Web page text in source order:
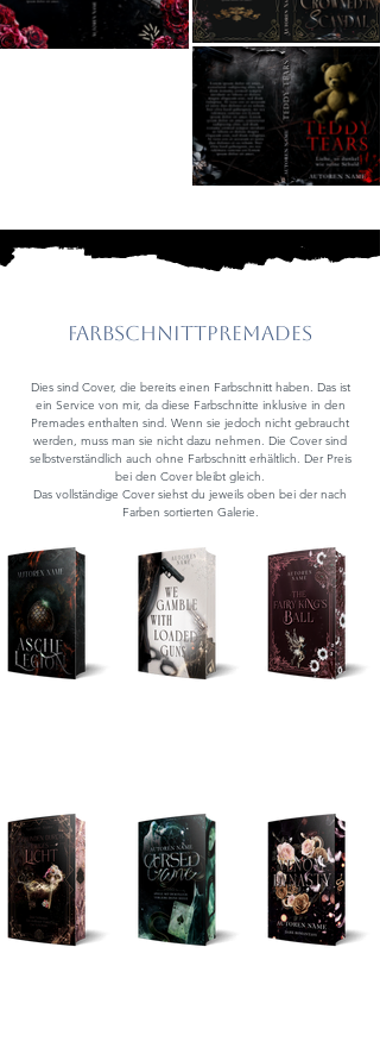
Farbschnittpremades
Dies sind Cover, die bereits einen Farbschnitt haben. Das ist
ein Service von mir, da diese Farbschnitte inklusive in den
Premades enthalten sind. Wenn sie jedoch nicht gebraucht
werden, muss man sie nicht dazu nehmen. Die Cover sind
selbstverständlich auch ohne Farbschnitt erhältlich. Der Preis
bei den Cover bleibt gleich.
Das vollständige Cover siehst du jeweils oben bei der nach
Farben sortierten Galerie.